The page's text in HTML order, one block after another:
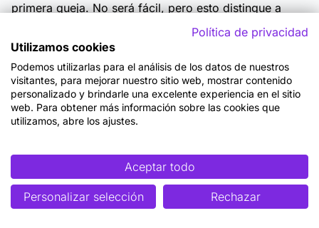
primera queja. No será fácil, pero esto distingue a
quien lidera de quien simplemente gestiona. En un
entorno tan cambiante como el actual, esta distinción
puede valer más que cualquier metodología de
análisis. Al final, como en tantas otras cosas, la clave
no está en eliminar la dificultad, sino en aprender a
navegar en ella.
Política de privacidad
Utilizamos cookies
Podemos utilizarlas para el análisis de los datos de nuestros
visitantes, para mejorar nuestro sitio web, mostrar contenido
personalizado y brindarle una excelente experiencia en el sitio
web. Para obtener más información sobre las cookies que
utilizamos, abre los ajustes.
Aceptar todo
Personalizar selección Rechazar